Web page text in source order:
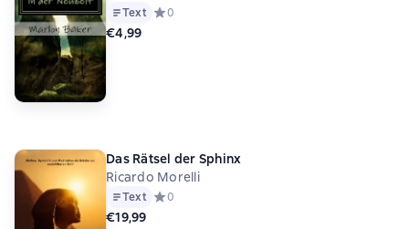
Text Средний рейтинг 0 на основе 0 оценок
0
€4,99
Das Rätsel der Sphinx
Ricardo Morelli
Text Средний рейтинг 0 на основе 0 оценок
0
€19,99